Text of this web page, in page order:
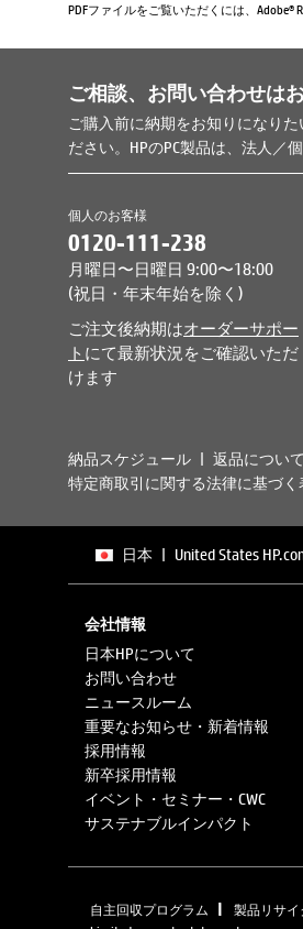
PDFファイルをご覧いただくには、Adobe®
ご相談、お問い合わせは
ご購入前に納期をお知りになり
ださい。HPのPC製品は、法人／
個人のお客様
0120-111-238
月曜日〜日曜日 9:00〜18:00
(祝日・年末年始を除く)
ご注文後納期はオーダーサポー
ト にて最新状況をご確認いただ
けます
納品スケジュール 返品について
特定商取引に関する法律に基づく
日本 | United States
会社情報
日本HPについて
お問い合わせ
ニュースルーム
重要なお知らせ・新着情報
採用情報
新卒採用情報
イベント・セミナー・CWC
サステナブルインパクト
自主回収プログラム | 製品リサイ